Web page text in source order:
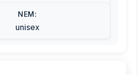
NEM:
unisex